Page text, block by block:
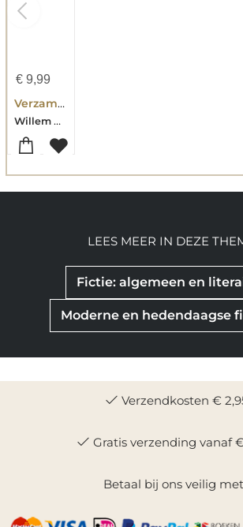
€9,99
Verzameld werk
Willem Bijsterbosch
Fictie: algemeen en
Moderne en hedendaagse
LEES MEER IN DEZE
Verzendkosten €
Gratis verzending vanaf
Betaal bij ons veilig